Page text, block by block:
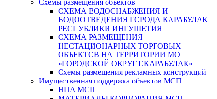
Схемы размещения объектов
СХЕМА ВОДОСНАБЖЕНИЯ И
ВОДООТВЕДЕНИЯ ГОРОДА КАРАБУЛАК
РЕСПУБЛИКИ ИНГУШЕТИЯ
СХЕМА РАЗМЕЩЕНИЯ
НЕСТАЦИОНАРНЫХ ТОРГОВЫХ
ОБЪЕКТОВ НА ТЕРРИТОРИИ МО
«ГОРОДСКОЙ ОКРУГ Г.КАРАБУЛАК»
Схемы размещения рекламных конструкций
Имущественная поддержка объектов МСП
НПА МСП